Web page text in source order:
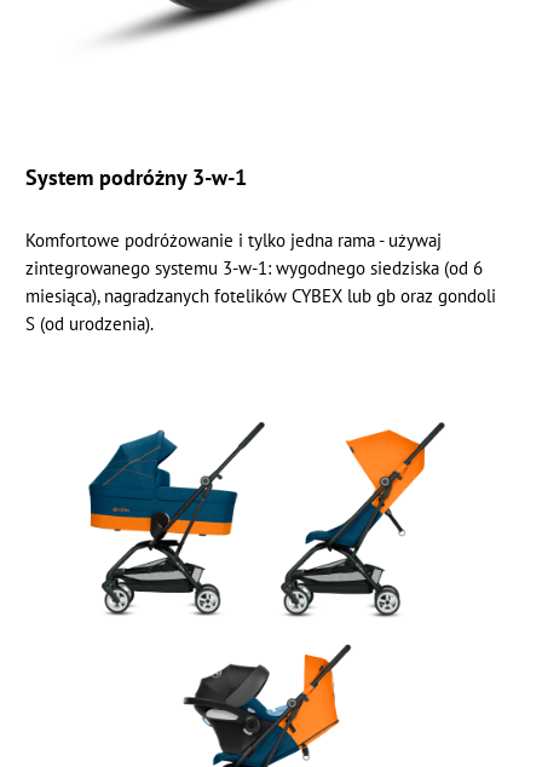
System podróżny 3-w-1
Komfortowe podróżowanie i tylko jedna rama - używaj
zintegrowanego systemu 3-w-1: wygodnego siedziska (od 6
miesiąca), nagradzanych fotelików CYBEX lub gb oraz gondoli
S (od urodzenia).